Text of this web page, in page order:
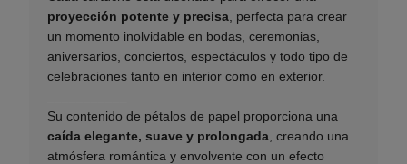
proyección potente y precisa, perfecta para crear
un momento inolvidable en bodas, ceremonias,
aniversarios, conciertos, espectáculos y todo tipo de
celebraciones tanto en interior como en exterior.
Su contenido de pétalos de papel proporciona una
caída elegante, suave y prolongada, creando una
atmósfera romántica y envolvente con un efecto